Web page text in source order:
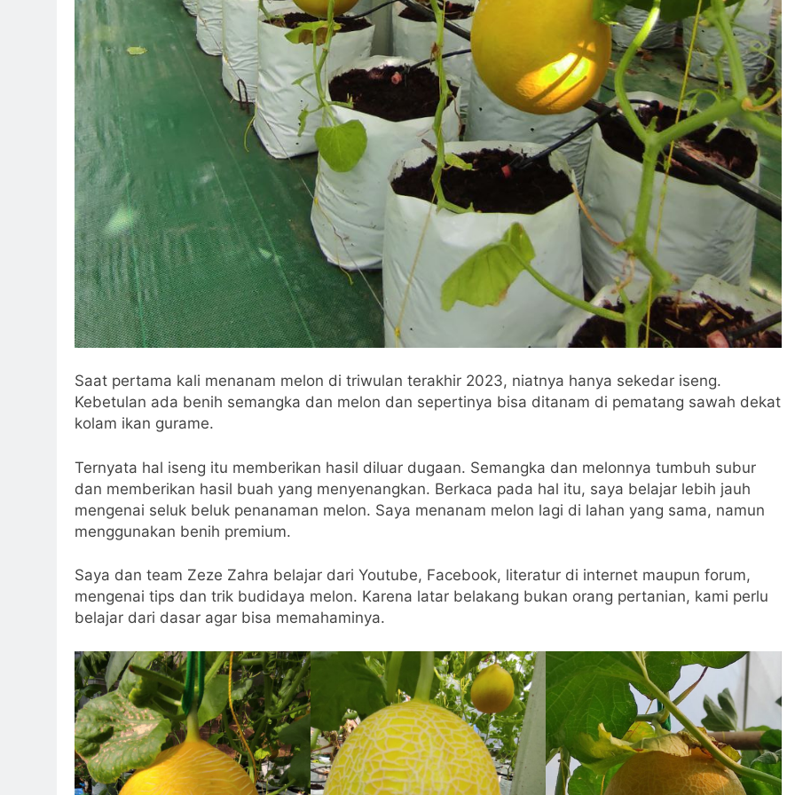
Saat pertama kali menanam melon di triwulan terakhir 2023, niatnya hanya sekedar iseng.
Kebetulan ada benih semangka dan melon dan sepertinya bisa ditanam di pematang sawah dekat
kolam ikan gurame.
Ternyata hal iseng itu memberikan hasil diluar dugaan. Semangka dan melonnya tumbuh subur
dan memberikan hasil buah yang menyenangkan. Berkaca pada hal itu, saya belajar lebih jauh
mengenai seluk beluk penanaman melon. Saya menanam melon lagi di lahan yang sama, namun
menggunakan benih premium.
Saya dan team Zeze Zahra belajar dari Youtube, Facebook, literatur di internet maupun forum,
mengenai tips dan trik budidaya melon. Karena latar belakang bukan orang pertanian, kami perlu
belajar dari dasar agar bisa memahaminya.